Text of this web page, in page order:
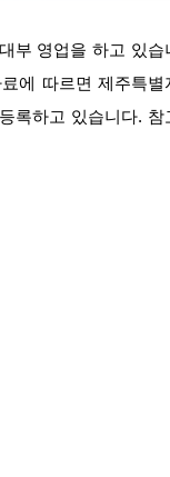
부 영업을 하고 있습
에 따르면 제주특별
록하고 있습니다. 참